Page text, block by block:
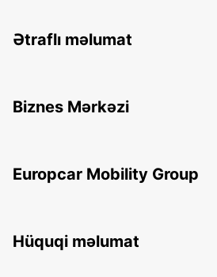
Ətraflı məlumat
Biznes Mərkəzi
Europcar Mobility Group
Hüquqi məlumat